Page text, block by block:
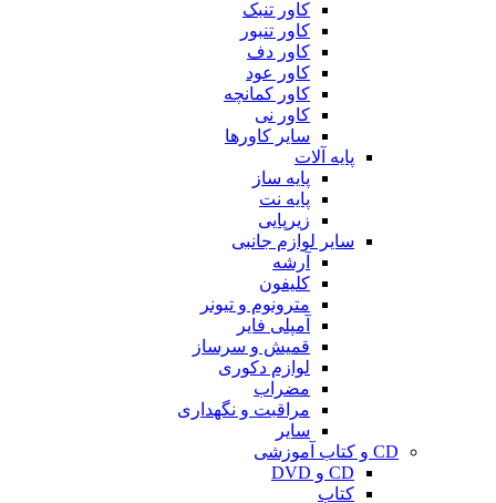
کاور تنبک
کاور تنبور
کاور دف
کاور عود
کاور کمانچه
کاور نی
سایر کاورها
پایه آلات
پایه ساز
پایه نت
زیرپایی
سایر لوازم جانبی
آرشه
کلیفون
مترونوم و تیونر
آمپلی فایر
قمیش و سرساز
لوازم دکوری
مضراب
مراقبت و نگهداری
سایر
CD و کتاب آموزشی
CD و DVD
کتاب